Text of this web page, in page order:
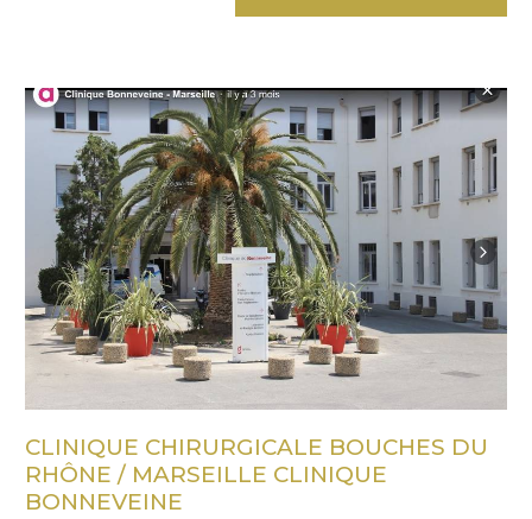
CLINIQUE CHIRURGICALE BOUCHES DU
RHÔNE / MARSEILLE CLINIQUE
BONNEVEINE